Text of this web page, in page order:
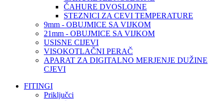
ČAHURE DVOSLOJNE
STEZNICI ZA CEVI TEMPERATURE
9mm - OBUJMICE SA VIJKOM
21mm - OBUJMICE SA VIJKOM
USISNE CIJEVI
VISOKOTLAČNI PERAČ
APARAT ZA DIGITALNO MERJENJE DUŽINE
CJEVI
FITINGI
Priključci